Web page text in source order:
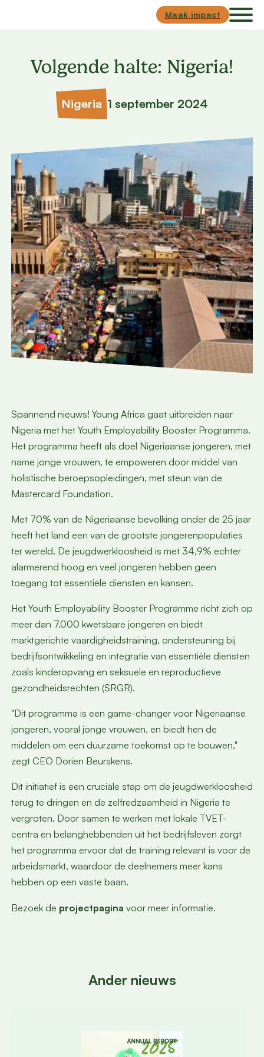
Maak impact
Volgende halte: Nigeria!
Nigeria 1 september 2024
Spannend nieuws! Young Africa gaat uitbreiden naar
Nigeria met het Youth Employability Booster Programma.
Het programma heeft als doel Nigeriaanse jongeren, met
name jonge vrouwen, te empoweren door middel van
holistische beroepsopleidingen, met steun van de
Mastercard Foundation.
Met 70% van de Nigeriaanse bevolking onder de 25 jaar
heeft het land een van de grootste jongerenpopulaties
ter wereld. De jeugdwerkloosheid is met 34,9% echter
alarmerend hoog en veel jongeren hebben geen
toegang tot essentiële diensten en kansen.
Het Youth Employability Booster Programme richt zich op
meer dan 7.000 kwetsbare jongeren en biedt
marktgerichte vaardigheidstraining, ondersteuning bij
bedrijfsontwikkeling en integratie van essentiële diensten
zoals kinderopvang en seksuele en reproductieve
gezondheidsrechten (SRGR).
"Dit programma is een game-changer voor Nigeriaanse
jongeren, vooral jonge vrouwen, en biedt hen de
middelen om een duurzame toekomst op te bouwen,"
zegt CEO Dorien Beurskens.
Dit initiatief is een cruciale stap om de jeugdwerkloosheid
terug te dringen en de zelfredzaamheid in Nigeria te
vergroten. Door samen te werken met lokale TVET-
centra en belanghebbenden uit het bedrijfsleven zorgt
het programma ervoor dat de training relevant is voor de
arbeidsmarkt, waardoor de deelnemers meer kans
hebben op een vaste baan.
Bezoek de projectpagina voor meer informatie.
Ander nieuws